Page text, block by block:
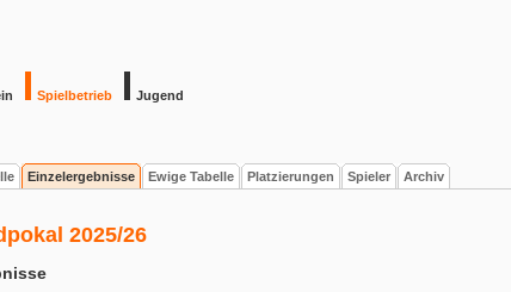
Spielbetrieb Jugend
Einzelergebnisse Ewige Tabelle Platzierungen Spieler Archiv
2025/26